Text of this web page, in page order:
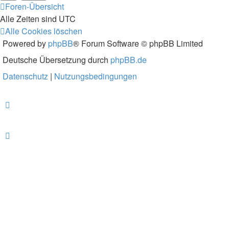
Foren-Übersicht
Alle Zeiten sind UTC
Alle Cookies löschen
Powered by phpBB® Forum Software © phpBB Limited
Deutsche Übersetzung durch phpBB.de
Datenschutz | Nutzungsbedingungen